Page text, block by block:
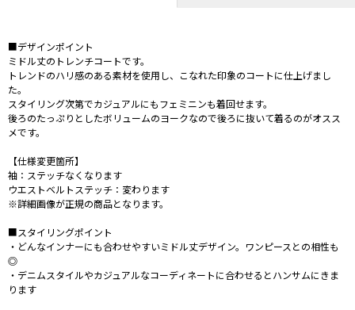
■デザインポイント
ミドル丈のトレンチコートです。
トレンドのハリ感のある素材を使用し、こなれた印象のコートに仕上げまし
た。
スタイリング次第でカジュアルにもフェミニンも着回せます。
後ろのたっぷりとしたボリュームのヨークなので後ろに抜いて着るのがオスス
メです。
【仕様変更箇所】
袖：ステッチなくなります
ウエストベルトステッチ：変わります
※詳細画像が正規の商品となります。
■スタイリングポイント
・どんなインナーにも合わせやすいミドル丈デザイン。ワンピースとの相性も
◎
・デニムスタイルやカジュアルなコーディネートに合わせるとハンサムにきま
ります